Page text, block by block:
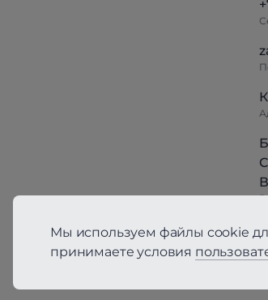
Мы используем файлы cookie
принимаете условия